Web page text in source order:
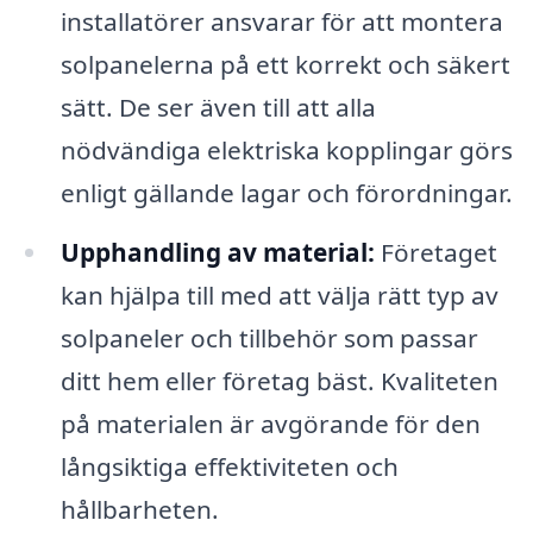
installatörer ansvarar för att montera
solpanelerna på ett korrekt och säkert
sätt. De ser även till att alla
nödvändiga elektriska kopplingar görs
enligt gällande lagar och förordningar.
Upphandling av material: Företaget
kan hjälpa till med att välja rätt typ av
solpaneler och tillbehör som passar
ditt hem eller företag bäst. Kvaliteten
på materialen är avgörande för den
långsiktiga effektiviteten och
hållbarheten.